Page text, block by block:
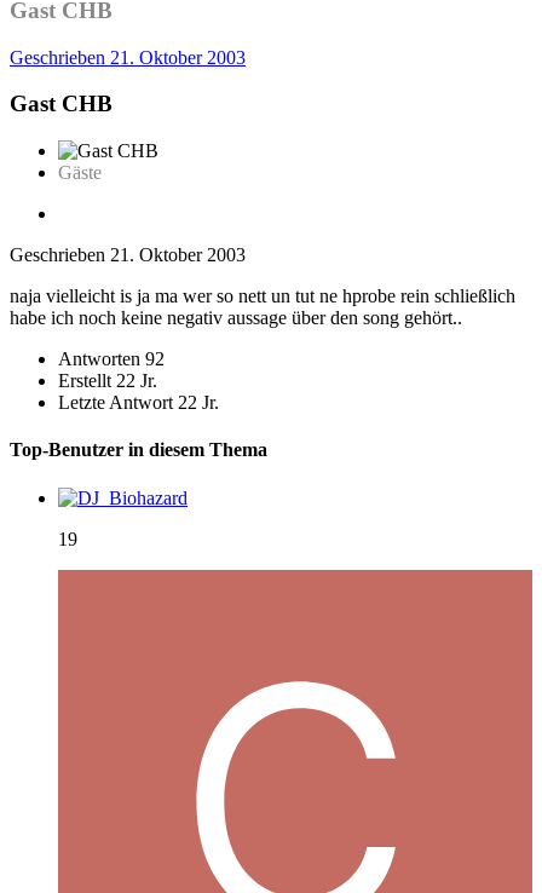
Gast CHB
Geschrieben 21. Oktober 2003
Gast CHB
Gäste
Geschrieben 21. Oktober 2003
naja vielleicht is ja ma wer so nett un tut ne hprobe rein schließlich
habe ich noch keine negativ aussage über den song gehört..
Antworten 92
Erstellt 22 Jr.
Letzte Antwort 22 Jr.
Top-Benutzer in diesem Thema
19